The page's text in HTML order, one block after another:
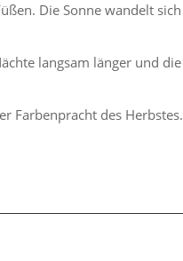
Die Sonne wandelt sich
langsam länger und die
Farben­pracht des Herbstes.